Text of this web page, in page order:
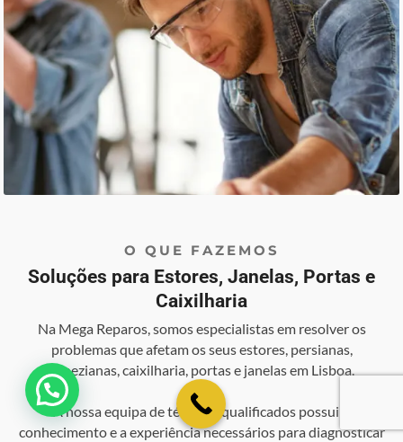
O QUE FAZEMOS
Soluções para Estores, Janelas, Portas e
Caixilharia
Na Mega Reparos, somos especialistas em resolver os
problemas que afetam os seus estores, persianas,
venezianas, caixilharia, portas e janelas em Lisboa.
A nossa equipa de técnicos qualificados possui o
conhecimento e a experiência necessários para diagnosticar
💬 Como podemos ajudar?